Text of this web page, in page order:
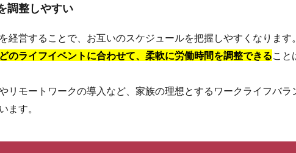
調整しやすい
経営することで、お互いのスケジュールを把握しやすくなります。
のライフイベントに合わせて、柔軟に労働時間を調整できる こと
リモートワークの導入など、家族の理想とするワークライフバラ
ます。